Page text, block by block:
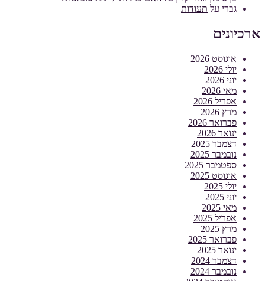
גברי על תעודות
ארכיונים
אוגוסט 2026
יולי 2026
יוני 2026
מאי 2026
אפריל 2026
מרץ 2026
פברואר 2026
ינואר 2026
דצמבר 2025
נובמבר 2025
ספטמבר 2025
אוגוסט 2025
יולי 2025
יוני 2025
מאי 2025
אפריל 2025
מרץ 2025
פברואר 2025
ינואר 2025
דצמבר 2024
נובמבר 2024